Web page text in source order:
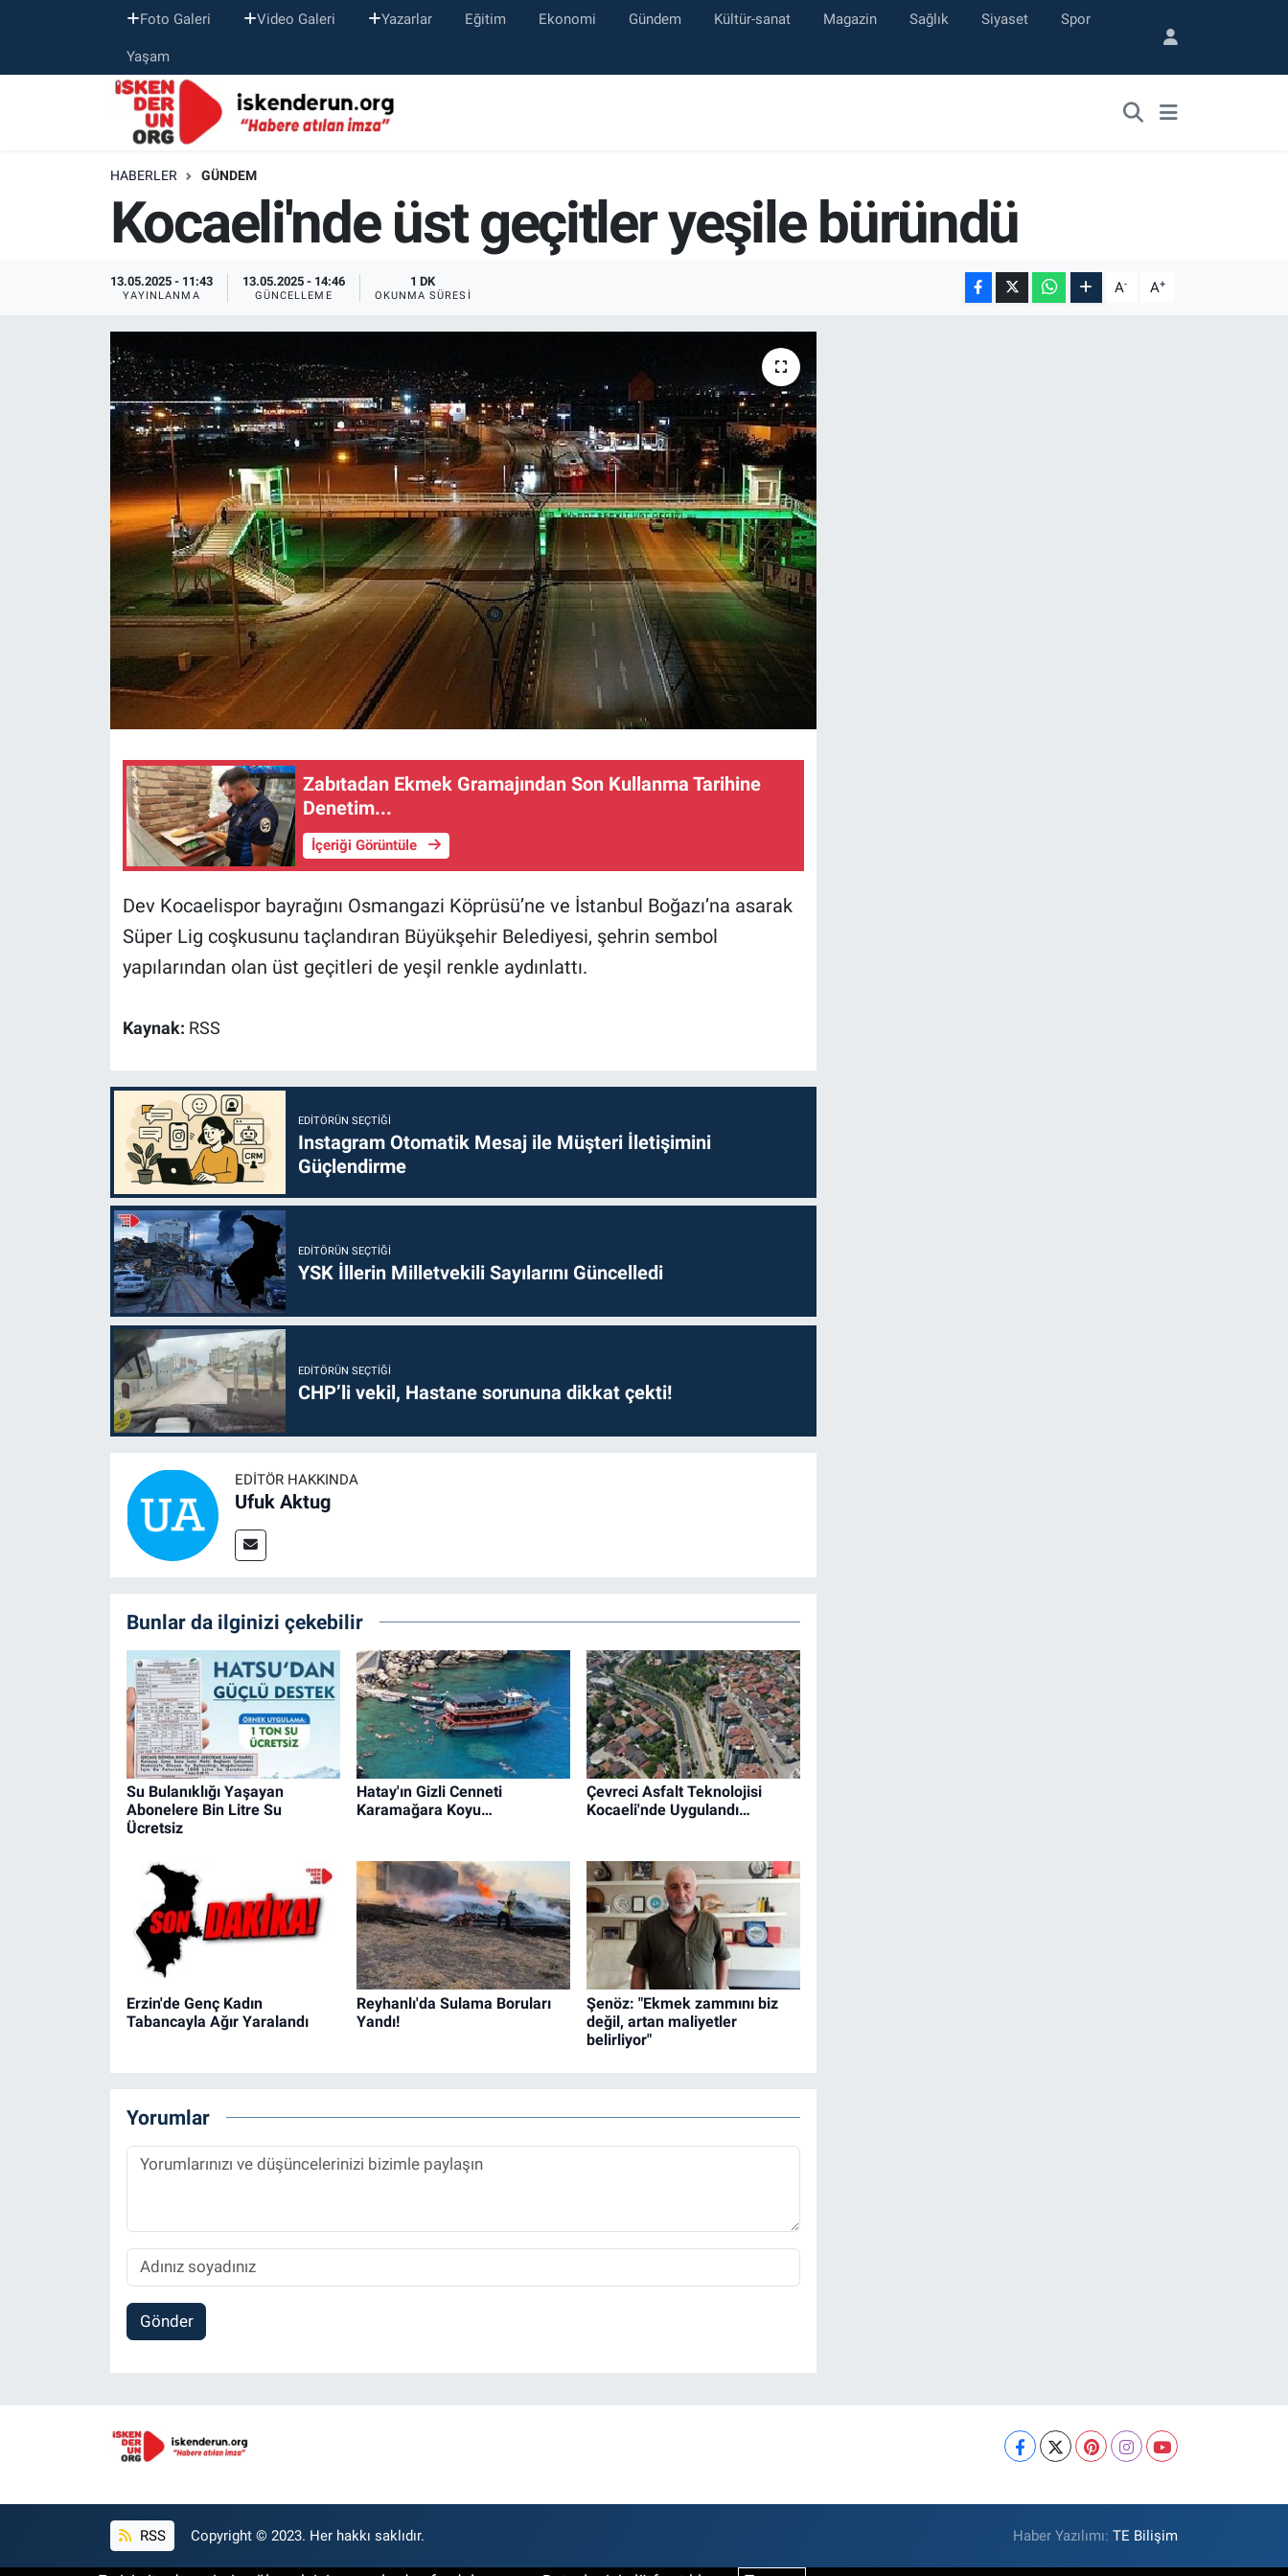
Foto Galeri Video Galeri Yazarlar Eğitim Ekonomi Gündem Kültür-sanat Magazin Sağlık Siyaset Spor
Yaşam
HABERLER GÜNDEM
Kocaeli'nde üst geçitler yeşile büründü
13.05.2025 - 11:43
YAYINLANMA
13.05.2025 - 14:46
GÜNCELLEME
1 DK
OKUNMA SÜRESI A- A+
Zabıtadan Ekmek Gramajından Son Kullanma Tarihine
Denetim...
İçeriği Görüntüle
Dev Kocaelispor bayrağını Osmangazi Köprüsü’ne ve İstanbul Boğazı’na asarak
Süper Lig coşkusunu taçlandıran Büyükşehir Belediyesi, şehrin sembol
yapılarından olan üst geçitleri de yeşil renkle aydınlattı.
Kaynak: RSS
EDITÖRÜN SEÇTIĞI
Instagram Otomatik Mesaj ile Müşteri İletişimini
Güçlendirme
EDITÖRÜN SEÇTIĞI
YSK İllerin Milletvekili Sayılarını Güncelledi
EDITÖRÜN SEÇTIĞI
CHP’li vekil, Hastane sorununa dikkat çekti!
EDITÖR HAKKINDA
Ufuk Aktug
Bunlar da ilginizi çekebilir
Su Bulanıklığı Yaşayan
Abonelere Bin Litre Su
Ücretsiz
Hatay'ın Gizli Cenneti
Karamağara Koyu…
Çevreci Asfalt Teknolojisi
Kocaeli'nde Uygulandı…
Erzin'de Genç Kadın
Tabancayla Ağır Yaralandı
Reyhanlı'da Sulama Boruları
Yandı!
Şenöz: "Ekmek zammını biz
değil, artan maliyetler
belirliyor"
Yorumlar
Gönder
RSS Copyright © 2023. Her hakkı saklıdır. Haber Yazılımı:TE Bilişim